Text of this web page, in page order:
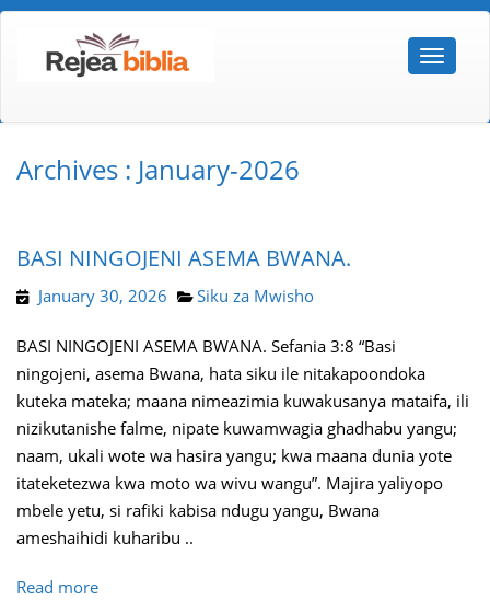
Archives : January-2026
BASI NINGOJENI ASEMA BWANA.
January 30, 2026 Siku za Mwisho
BASI NINGOJENI ASEMA BWANA. Sefania 3:8 “Basi
ningojeni, asema Bwana, hata siku ile nitakapoondoka
kuteka mateka; maana nimeazimia kuwakusanya mataifa, ili
nizikutanishe falme, nipate kuwamwagia ghadhabu yangu;
naam, ukali wote wa hasira yangu; kwa maana dunia yote
itateketezwa kwa moto wa wivu wangu”. Majira yaliyopo
mbele yetu, si rafiki kabisa ndugu yangu, Bwana
ameshaihidi kuharibu ..
Read more